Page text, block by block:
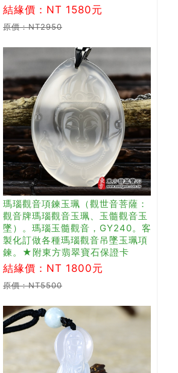
結緣價：NT 1580元
原價：NT2950
瑪瑙觀音項鍊玉珮（觀世音菩薩：
觀音牌瑪瑙觀音玉珮、玉髓觀音玉
墜）。瑪瑙玉髓觀音，GY240。客
製化訂做各種瑪瑙觀音吊墜玉珮項
鍊。★附東方翡翠寶石保證卡
結緣價：NT 1800元
原價：NT5500